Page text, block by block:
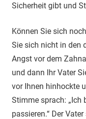
Sicherheit gibt und
Können Sie sich
Sie sich nicht in den
Angst vor dem
und dann Ihr Vater
vor Ihnen hinhockte
Stimme sprach: „Ich
passieren.“ Der